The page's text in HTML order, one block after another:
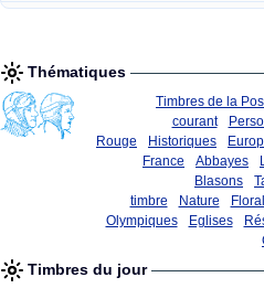
Thématiques
Timbres de la
courant
Rouge
Historiques
France
Abbayes
Blasons
timbre
Nature
Olympiques
Eglises
Timbres du jour